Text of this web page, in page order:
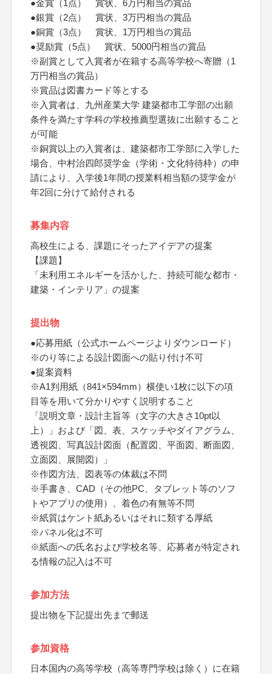
●金賞（1点） 賞状、6万円相当の賞品
●銀賞（2点） 賞状、3万円相当の賞品
●銅賞（3点） 賞状、1万円相当の賞品
●奨励賞（5点） 賞状、5000円相当の賞品
※副賞として入賞者が在籍する高等学校へ寄贈（1
万円相当の賞品）
※賞品は図書カード等とする
※入賞者は、九州産業大学 建築都市工学部の出願
条件を満たす学科の学校推薦型選抜に出願すること
が可能
※銅賞以上の入賞者は、建築都市工学部に入学した
場合、中村治四郎奨学金（学術・文化特待枠）の申
請により、入学後1年間の授業料相当額の奨学金が
年2回に分けて給付される
募集内容
高校生による、課題にそったアイデアの提案
【課題】
「未利用エネルギーを活かした、持続可能な都市・
建築・インテリア」の提案
提出物
●応募用紙（公式ホームページよりダウンロード）
※のり等による設計図面への貼り付け不可
●提案資料
※A1判用紙（841×594mm）横使い1枚に以下の項
目等を用いて分かりやすく説明すること
「説明文章・設計主旨等（文字の大きさ10pt以
上）」および「図、表、スケッチやダイアグラム、
透視図、写真設計図面（配置図、平面図、断面図、
立面図、展開図）」
※作図方法、図表等の体裁は不問
※手書き、CAD（その他PC、タブレット等のソフ
トやアプリの使用）、着色の有無等不問
※紙質はケント紙あるいはそれに類する厚紙
※パネル化は不可
※紙面への氏名および学校名等、応募者が特定され
る情報の記入は不可
参加方法
提出物を下記提出先まで郵送
参加資格
日本国内の高等学校（高等専門学校は除く）に在籍